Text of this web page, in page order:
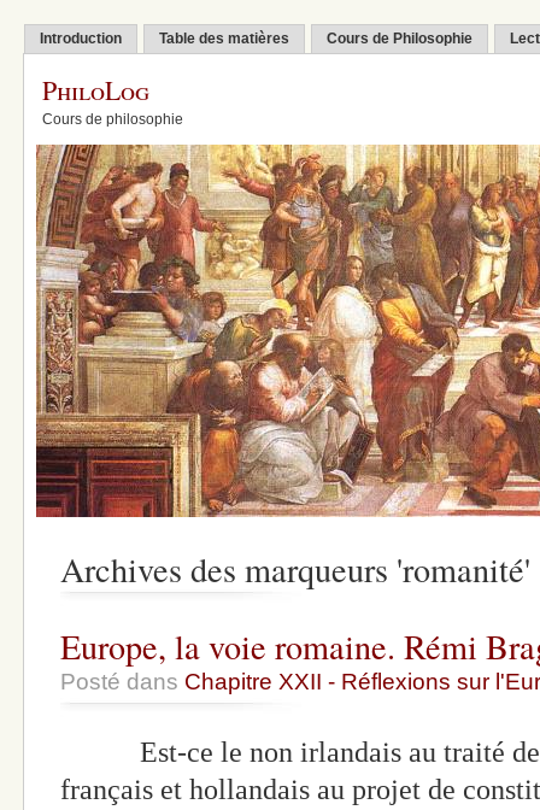
Introduction Table des matières Cours de Philosophie
PhiloLog
Cours de philosophie
Archives des marqueurs 'romanité'
Europe, la voie romaine. Rémi
Posté dans Chapitre XXII - Réflexions sur
Est-ce le non irlandais au traité de
français et hollandais au projet de